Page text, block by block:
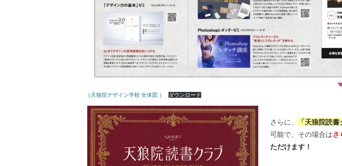
［天狼院デザイン学校 全体図 ］ ダウンロード
さらに、 「天狼院読書
可能で、その場合はさ
ただけます！